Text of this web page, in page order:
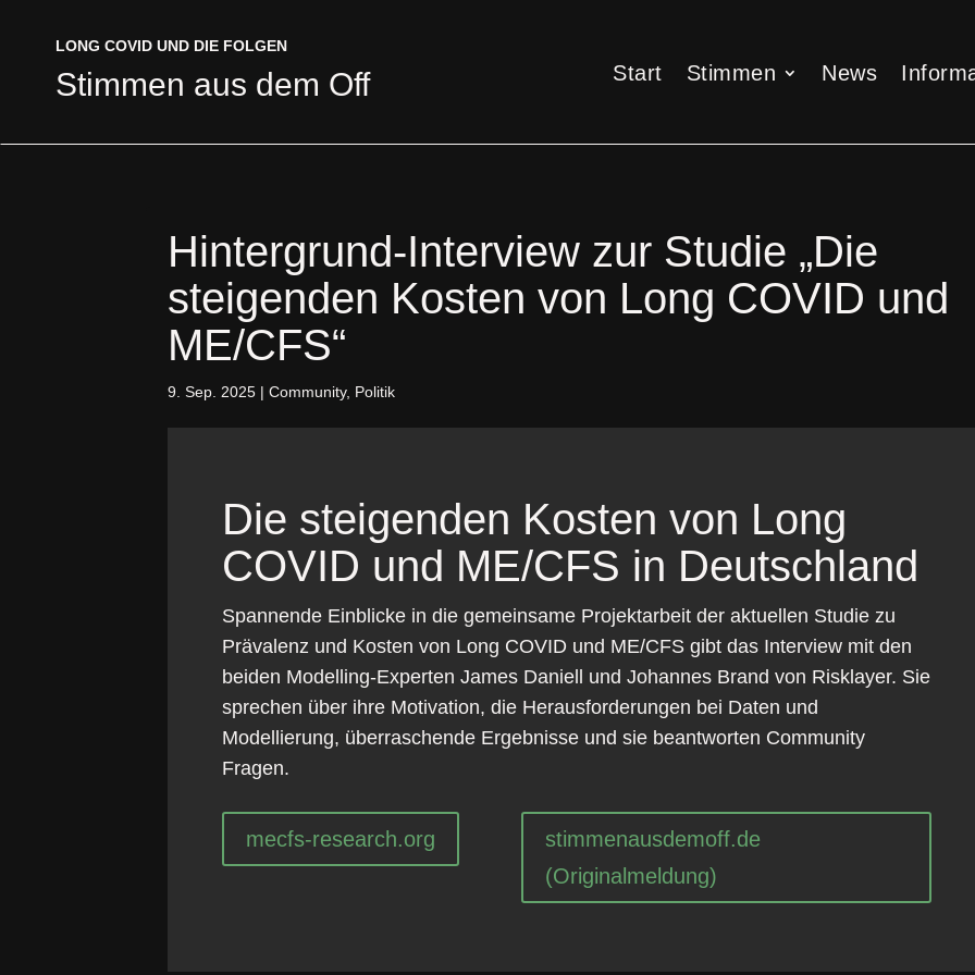
LONG COVID UND DIE FOLGEN
Stimmen aus dem Off Start Stimmen News
LONG COVID UND DIE FOLGEN
Stimmen aus dem Off Start Stimmen News
Hintergrund-Interview zur Studie „Die
steigenden Kosten von Long COVID und
ME/CFS“
9. Sep. 2025 |Community, Politik
Die steigenden Kosten von Long
COVID und ME/CFS in Deutschland
Spannende Einblicke in die gemeinsame Projektarbeit der aktuellen Studie zu
Prävalenz und Kosten von Long COVID und ME/CFS gibt das Interview mit den
beiden Modelling-Experten James Daniell und Johannes Brand von Risklayer. Sie
sprechen über ihre Motivation, die Herausforderungen bei Daten und
Modellierung, überraschende Ergebnisse und sie beantworten Community
Fragen.
mecfs-research.org
stimmenausdemoff.de
(Originalmeldung)